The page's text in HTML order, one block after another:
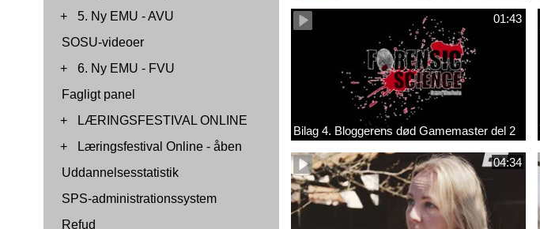
+
5. Ny EMU - AVU
SOSU-videoer
+
6. Ny EMU - FVU
Fagligt panel
+
LÆRINGSFESTIVAL ONLINE
+
Læringsfestival Online - åben
Uddannelsesstatistik
SPS-administrationssystem
Refud
01:43
Bilag 4. Bloggerens død Gamemaster del 2
04:34